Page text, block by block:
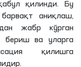
қилинди. Бу
аниқлаш,
жабр кўрган
бериш ва уларга
қилишга